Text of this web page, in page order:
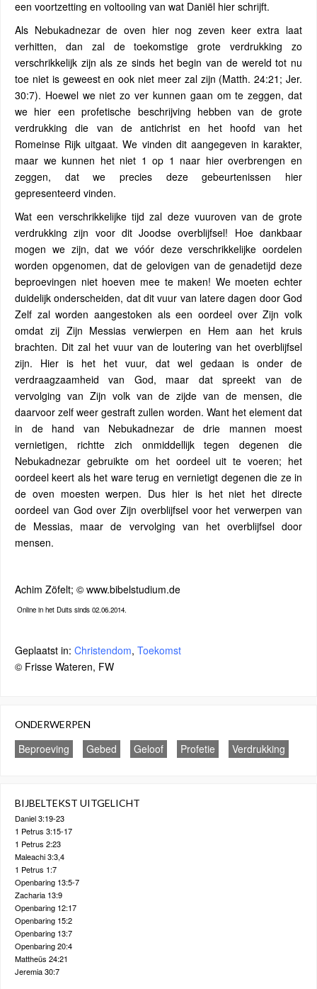
een voortzetting en voltooiing van wat Daniël hier schrijft.
Als Nebukadnezar de oven hier nog zeven keer extra laat
verhitten, dan zal de toekomstige grote verdrukking zo
verschrikkelijk zijn als ze sinds het begin van de wereld tot nu
toe niet is geweest en ook niet meer zal zijn (Matth. 24:21; Jer.
30:7). Hoewel we niet zo ver kunnen gaan om te zeggen, dat
we hier een profetische beschrijving hebben van de grote
verdrukking die van de antichrist en het hoofd van het
Romeinse Rijk uitgaat. We vinden dit aangegeven in karakter,
maar we kunnen het niet 1 op 1 naar hier overbrengen en
zeggen, dat we precies deze gebeurtenissen hier
gepresenteerd vinden.
Wat een verschrikkelijke tijd zal deze vuuroven van de grote
verdrukking zijn voor dit Joodse overblijfsel! Hoe dankbaar
mogen we zijn, dat we vóór deze verschrikkelijke oordelen
worden opgenomen, dat de gelovigen van de genadetijd deze
beproevingen niet hoeven mee te maken! We moeten echter
duidelijk onderscheiden, dat dit vuur van latere dagen door God
Zelf zal worden aangestoken als een oordeel over Zijn volk
omdat zij Zijn Messias verwierpen en Hem aan het kruis
brachten. Dit zal het vuur van de loutering van het overblijfsel
zijn. Hier is het het vuur, dat wel gedaan is onder de
verdraagzaamheid van God, maar dat spreekt van de
vervolging van Zijn volk van de zijde van de mensen, die
daarvoor zelf weer gestraft zullen worden. Want het element dat
in de hand van Nebukadnezar de drie mannen moest
vernietigen, richtte zich onmiddellijk tegen degenen die
Nebukadnezar gebruikte om het oordeel uit te voeren; het
oordeel keert als het ware terug en vernietigt degenen die ze in
de oven moesten werpen. Dus hier is het niet het directe
oordeel van God over Zijn overblijfsel voor het verwerpen van
de Messias, maar de vervolging van het overblijfsel door
mensen.
Achim Zöfelt; © www.bibelstudium.de
Online in het Duits sinds 02.06.2014.
Geplaatst in: Christendom, Toekomst
© Frisse Wateren, FW
ONDERWERPEN
Beproeving Gebed Geloof Profetie Verdrukking
BIJBELTEKST UITGELICHT
Daniel 3:19-23
1 Petrus 3:15-17
1 Petrus 2:23
Maleachi 3:3,4
1 Petrus 1:7
Openbaring 13:5-7
Zacharia 13:9
Openbaring 12:17
Openbaring 15:2
Openbaring 13:7
Openbaring 20:4
Mattheüs 24:21
Jeremia 30:7